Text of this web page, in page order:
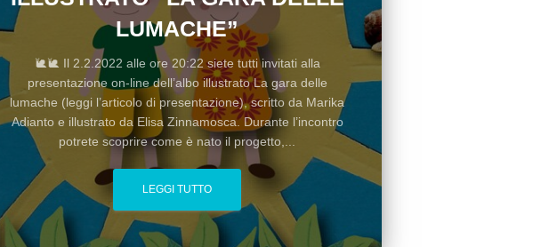
LUMACHE”
🐌🐌 Il 2.2.2022 alle ore 20:22 siete tutti invitati alla
presentazione on-line dell’albo illustrato La gara delle
lumache (leggi l’articolo di presentazione), scritto da Marika
Adianto e illustrato da Elisa Zinnamosca. Durante l’incontro
potrete scoprire come è nato il progetto,...
LEGGI TUTTO